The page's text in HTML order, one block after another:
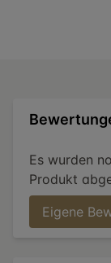
Es wurden
Produkt
Eigene